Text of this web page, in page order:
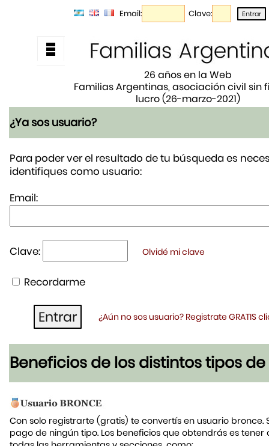
Email: Clave:
26 años en la Web
Familias Argentinas, asociación civil sin
lucro (26-marzo-2021)
¿Ya sos usuario?
Para poder ver el resultado de tu búsqueda es
identifiques como usuario:
Email:
Clave: Olvidé mi clave
Recordarme
¿Aún no sos usuario? Registrate GRATIS
Beneficios de los distintos tipos de
Con solo registrarte (gratis) te convertís en usuario bronce.
pago de ningún tipo. Los beneficios que obtendrás es tener